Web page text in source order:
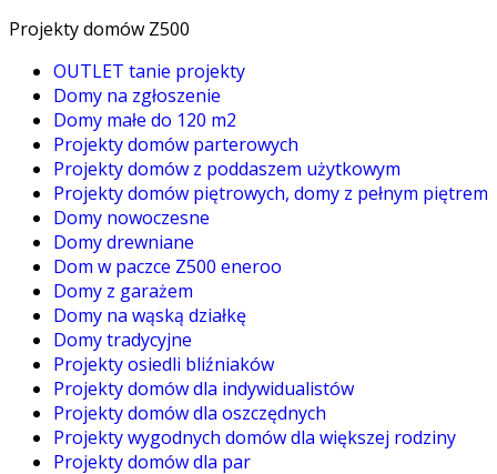
Projekty domów Z500
OUTLET tanie projekty
Domy na zgłoszenie
Domy małe do 120 m2
Projekty domów parterowych
Projekty domów z poddaszem użytkowym
Projekty domów piętrowych, domy z pełnym piętrem
Domy nowoczesne
Domy drewniane
Dom w paczce Z500 eneroo
Domy z garażem
Domy na wąską działkę
Domy tradycyjne
Projekty osiedli bliźniaków
Projekty domów dla indywidualistów
Projekty domów dla oszczędnych
Projekty wygodnych domów dla większej rodziny
Projekty domów dla par